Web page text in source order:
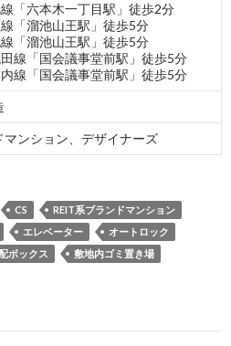
「六本木一丁目駅」徒歩2分
「溜池山王駅」徒歩5分
「溜池山王駅」徒歩5分
線「国会議事堂前駅」徒歩5分
線「国会議事堂前駅」徒歩5分
マンション、デザイナーズ
CS
REIT系ブランドマンション
エレベーター
オートロック
ボックス
敷地内ゴミ置き場